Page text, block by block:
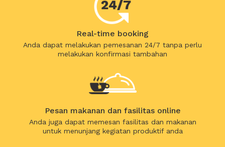
Real-time booking
Anda dapat melakukan pemesanan 24/7 tanpa perlu
melakukan konfirmasi tambahan
Pesan makanan dan fasilitas online
Anda juga dapat memesan fasilitas dan makanan
untuk menunjang kegiatan produktif anda